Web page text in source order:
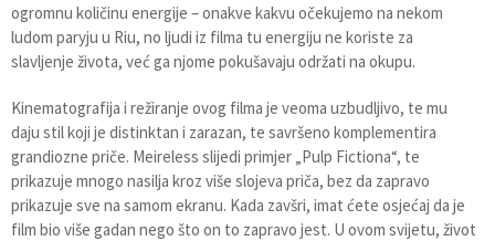
ogromnu količinu energije – onakve kakvu očekujemo na nekom
ludom paryju u Riu, no ljudi iz filma tu energiju ne koriste za
slavljenje života, već ga njome pokušavaju održati na okupu.
Kinematografija i režiranje ovog filma je veoma uzbudljivo, te mu
daju stil koji je distinktan i zarazan, te savršeno komplementira
grandiozne priče. Meireless slijedi primjer „Pulp Fictiona“, te
prikazuje mnogo nasilja kroz više slojeva priča, bez da zapravo
prikazuje sve na samom ekranu. Kada zavšri, imat ćete osjećaj da je
film bio više gadan nego što on to zapravo jest. U ovom svijetu, život